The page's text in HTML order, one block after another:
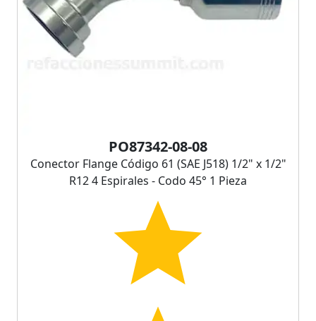
PO87342-08-08
Conector Flange Código 61 (SAE J518) 1/2" x 1/2"
R12 4 Espirales - Codo 45° 1 Pieza